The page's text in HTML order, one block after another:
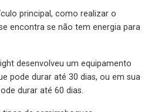
principal, como realizar o
encontra se não tem energia para
desenvolveu um equipamento
pode durar até 30 dias, ou em sua
durar até 60 dias.